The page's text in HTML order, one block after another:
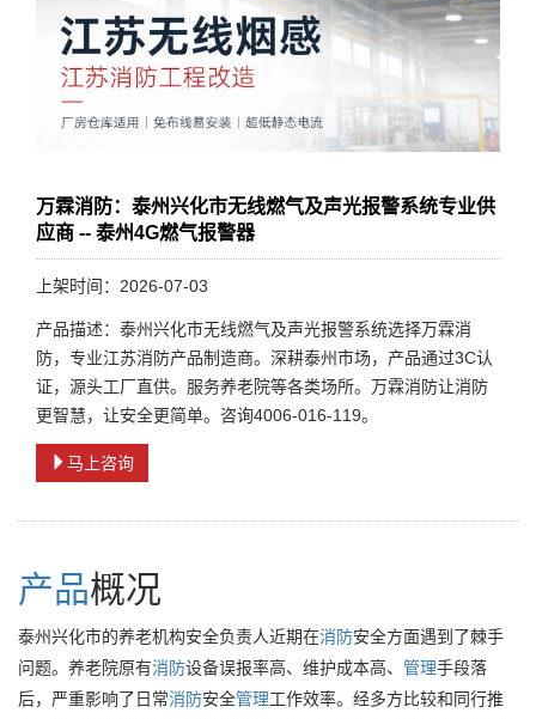
万霖消防：泰州兴化市无线燃气及声光报警系统专业供
应商 -- 泰州4G燃气报警器
上架时间：2026-07-03
产品描述：泰州兴化市无线燃气及声光报警系统选择万霖消
防，专业江苏消防产品制造商。深耕泰州市场，产品通过3C认
证，源头工厂直供。服务养老院等各类场所。万霖消防让消防
更智慧，让安全更简单。咨询4006-016-119。
马上咨询
产品概况
泰州兴化市的养老机构安全负责人近期在消防安全方面遇到了棘手
问题。养老院原有消防设备误报率高、维护成本高、 管理手段落
后，严重影响了日常消防安全管理工作效率。经多方比较和同行推